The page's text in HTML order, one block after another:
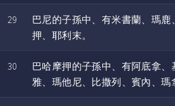
29
巴尼的子孫中、有米書蘭、瑪
押、耶利末。
30
巴哈摩押的子孫中、有阿底拿
雅、瑪他尼、比撒列、賓內、瑪